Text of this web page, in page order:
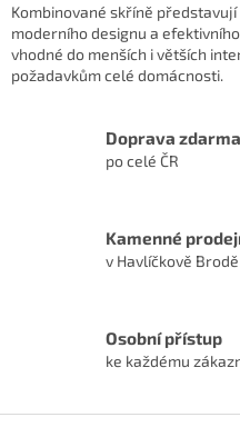
Kombinované skříně
moderního designu a
vhodné do menších i větších
požadavkům celé domácnosti.
Doprava zdarma
po celé ČR
Kamenné
v Havlíčkově
Osobní přístup
ke každému